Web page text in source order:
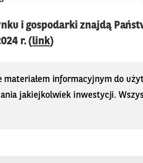
i gospodarki znajdą
r. (link)
materiałem informacyjnym do
jakiejkolwiek inwestycji.